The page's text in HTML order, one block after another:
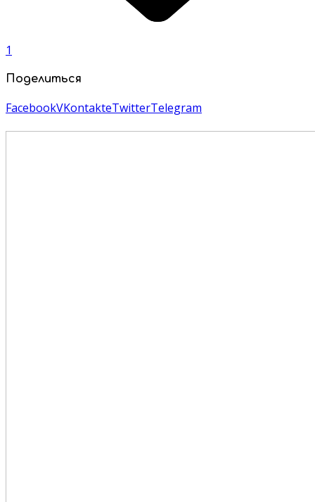
1
Поделиться
FacebookVKontakteTwitterTelegram